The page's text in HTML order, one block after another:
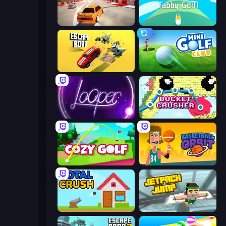
Burnout Racers Fabby Golf!
Escape Road Mini Golf Club
Looper Bucket Crusher
Cozy Golf Basketball Orbit
Total Crush Jetpack Jump